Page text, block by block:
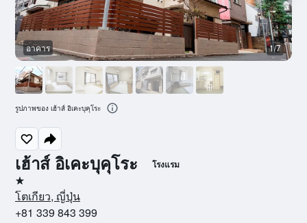
เฮ้าส์ อิเคะบุคุโระ โรงแรม
1 ดาว
โตเกียว, ญี่ปุ่น
+81 339 843 399
อาคาร 1/7
รูปภาพของ เฮ้าส์ อิเคะบุคุโระ